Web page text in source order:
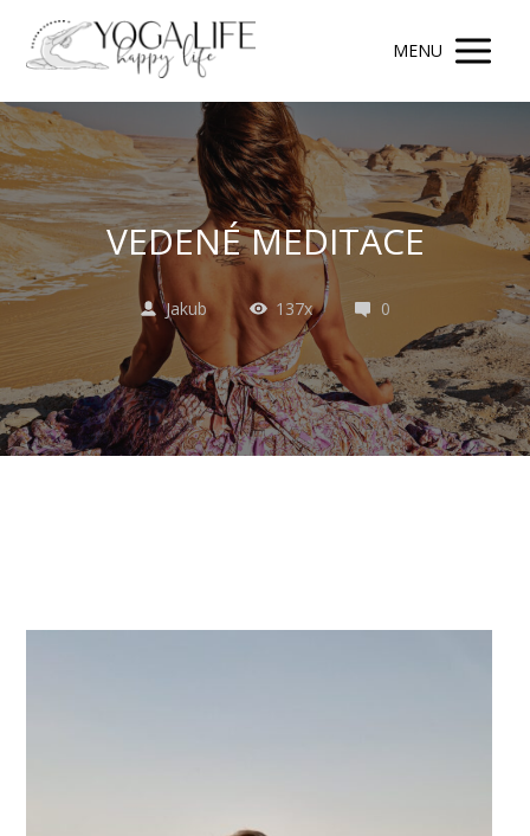
MENU
VEDENÉ MEDITACE
Jakub 137x 0